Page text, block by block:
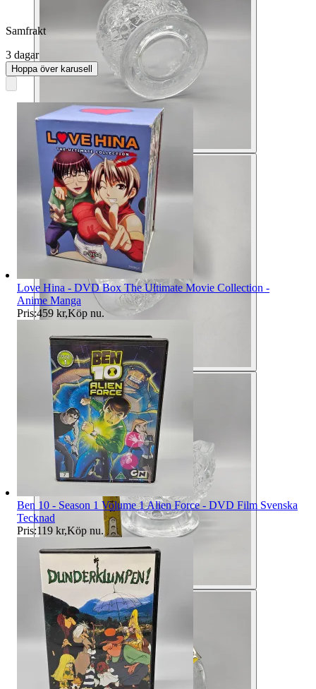
Samfrakt
3 dagar
Hoppa över karusell
Love Hina - DVD Box The Ultimate Movie Collection -
Anime Manga
Pris:459 kr,Köp nu.
Ben 10 - Season 1 Volume 1 Alien Force - DVD Film Svenska
Tecknad
Pris:119 kr,Köp nu.